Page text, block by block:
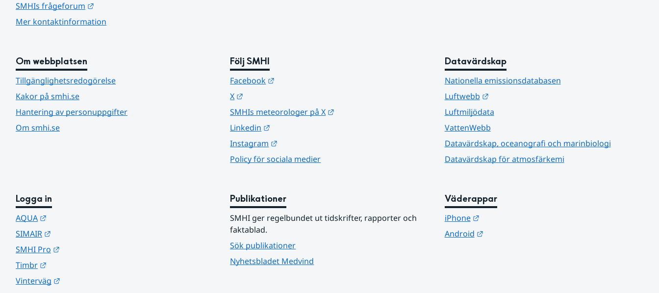
SMHIs frågeforum
Mer kontaktinformation
Om webbplatsen
Tillgänglighetsredogörelse
Kakor på smhi.se
Hantering av personuppgifter
Om smhi.se
Följ SMHI
Facebook
X
SMHIs meteorologer på X
Linkedin
Instagram
Policy för sociala medier
Datavärdskap
Nationella emissionsdatabasen
Luftwebb
Länk till annan webbplats.
Luftmiljödata
VattenWebb
Datavärdskap, oceanografi och marinbiologi
Datavärdskap för atmosfärkemi
Logga in
AQUA
SIMAIR
SMHI Pro
Timbr
Vinterväg
Publikationer
SMHI ger regelbundet ut tidskrifter, rapporter och
faktablad.
Sök publikationer
Nyhetsbladet Medvind
Väderappar
iPhone
Länk till annan webbplats.
Android
Länk till annan webbplats.